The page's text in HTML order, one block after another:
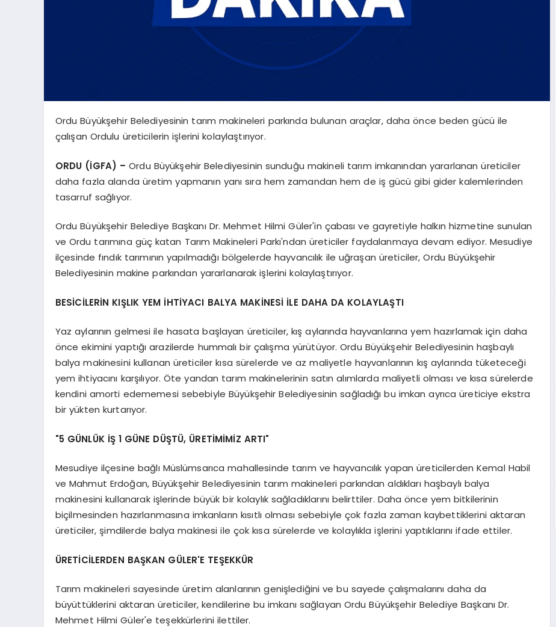
Ordu Büyükşehir Belediyesinin tarım makineleri parkında bulunan araçlar, daha önce beden gücü ile
çalışan Ordulu üreticilerin işlerini kolaylaştırıyor.
ORDU (İGFA) –Ordu Büyükşehir Belediyesinin sunduğu makineli tarım imkanından yararlanan üreticiler
daha fazla alanda üretim yapmanın yanı sıra hem zamandan hem de iş gücü gibi gider kalemlerinden
tasarruf sağlıyor.
Ordu Büyükşehir Belediye Başkanı Dr. Mehmet Hilmi Güler'in çabası ve gayretiyle halkın hizmetine sunulan
ve Ordu tarımına güç katan Tarım Makineleri Parkı'ndan üreticiler faydalanmaya devam ediyor. Mesudiye
ilçesinde fındık tarımının yapılmadığı bölgelerde hayvancılık ile uğraşan üreticiler, Ordu Büyükşehir
Belediyesinin makine parkından yararlanarak işlerini kolaylaştırıyor.
BESİCİLERİN KIŞLIK YEM İHTİYACI BALYA MAKİNESİ İLE DAHA DA KOLAYLAŞTI
Yaz aylarının gelmesi ile hasata başlayan üreticiler, kış aylarında hayvanlarına yem hazırlamak için daha
önce ekimini yaptığı arazilerde hummalı bir çalışma yürütüyor. Ordu Büyükşehir Belediyesinin haşbaylı
balya makinesini kullanan üreticiler kısa sürelerde ve az maliyetle hayvanlarının kış aylarında tüketeceği
yem ihtiyacını karşılıyor. Öte yandan tarım makinelerinin satın alımlarda maliyetli olması ve kısa sürelerde
kendini amorti edememesi sebebiyle Büyükşehir Belediyesinin sağladığı bu imkan ayrıca üreticiye ekstra
bir yükten kurtarıyor.
"5 GÜNLÜK İŞ 1 GÜNE DÜŞTÜ, ÜRETİMİMİZ ARTI"
Mesudiye ilçesine bağlı Müslümsarıca mahallesinde tarım ve hayvancılık yapan üreticilerden Kemal Habil
ve Mahmut Erdoğan, Büyükşehir Belediyesinin tarım makineleri parkından aldıkları haşbaylı balya
makinesini kullanarak işlerinde büyük bir kolaylık sağladıklarını belirttiler. Daha önce yem bitkilerinin
biçilmesinden hazırlanmasına imkanların kısıtlı olması sebebiyle çok fazla zaman kaybettiklerini aktaran
üreticiler, şimdilerde balya makinesi ile çok kısa sürelerde ve kolaylıkla işlerini yaptıklarını ifade ettiler.
ÜRETİCİLERDEN BAŞKAN GÜLER'E TEŞEKKÜR
Tarım makineleri sayesinde üretim alanlarının genişlediğini ve bu sayede çalışmalarını daha da
büyüttüklerini aktaran üreticiler, kendilerine bu imkanı sağlayan Ordu Büyükşehir Belediye Başkanı Dr.
Mehmet Hilmi Güler'e teşekkürlerini ilettiler.